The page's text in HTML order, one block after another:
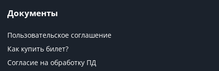
Документы
Пользовательское соглашение
Как купить билет?
Согласие на обработку ПД